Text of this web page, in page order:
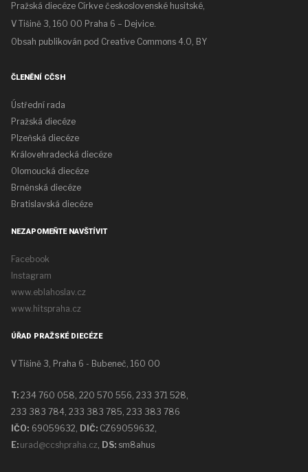
Pražská diecéze Církve československé husitské,
V Tišině 3, 160 00 Praha 6 – Dejvice.
Obsah publikován pod Creative Commons 4.0, BY
ČLENĚNÍ CČSH
Ústřední rada
Pražská diecéze
Plzeňská diecéze
Královehradecká diecéze
Olomoucká diecéze
Brněnská diecéze
Bratislavská diecéze
NEZAPOMEŇTE NAVŠTÍVIT
Facebook
Instagram
www.eblahoslav.cz
www.hitspraha.cz
ÚŘAD PRAŽSKÉ DIECÉZE
V Tišině 3, Praha 6 - Bubeneč, 160 00
T: 234 760 058, 220 570 556, 233 371 528,
233 383 784, 233 383 785, 233 383 786
IČO: 69059632, DIČ: CZ69059632,
E: urad@ccshpraha.cz, DS: sm8ahus